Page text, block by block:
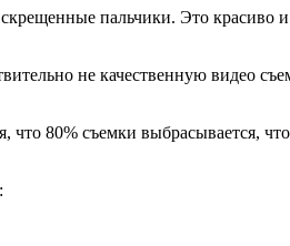
пальчики. Это красиво
не качественную видео
80% съемки выбрасывается,